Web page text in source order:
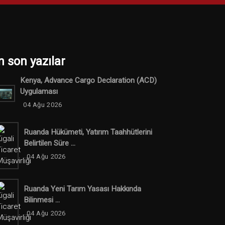
son yazılar
Kenya, Advance Cargo Declaration (ACD)
Uygulaması
04 Ağu 2026
Ruanda Hükümeti, Yatırım Taahhütlerini
Belirtilen Süre ...
04 Ağu 2026
Ruanda Yeni Tarım Yasası Hakkında
Bilinmesi ...
04 Ağu 2026